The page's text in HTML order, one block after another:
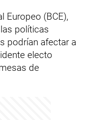
Europeo (BCE),
políticas
podrían afectar a
electo
de